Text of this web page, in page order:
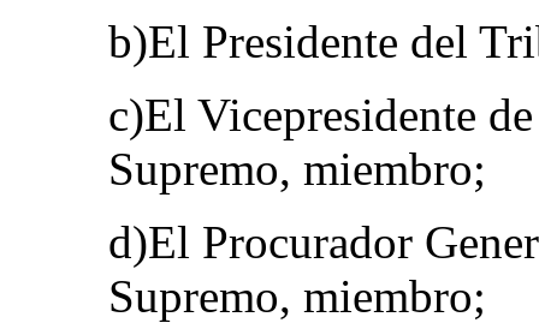
b)El Presidente del
c)El Vicepresidente
Supremo, miembro;
d)El Procurador
Supremo, miembro;